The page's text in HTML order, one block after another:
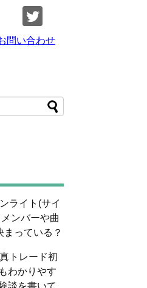
問い合わせ
ライト(サイ
ンバーや曲
まっている？
トレード初
わかりやす
談を書いて